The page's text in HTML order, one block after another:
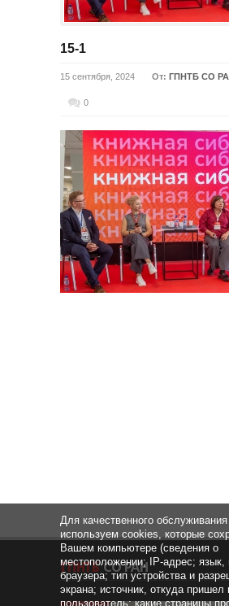
15-1
15 сентября, 2024 От: ГПНТБ СО
0
Для качественного
используем cookies, которые
Вашем компьютере (сведения о
местоположении; IP-адрес;
браузера; тип устройства и
экрана; источник, откуда пришел
пользователь; какие страницы